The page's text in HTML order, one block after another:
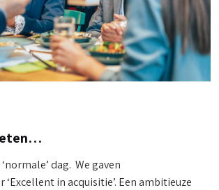
dag. We gaven
‘Excellent in acquisitie’. Een ambitieuze